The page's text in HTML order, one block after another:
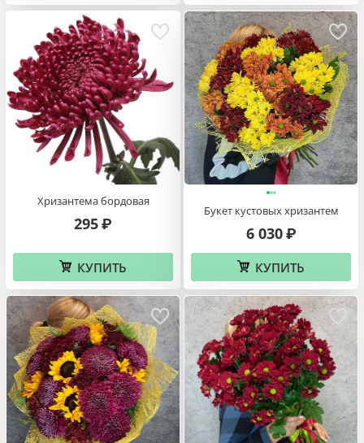
Хризантема бордовая
295₽
КУПИТЬ
Букет кустовых хризантем
6 030 ₽
КУПИТЬ